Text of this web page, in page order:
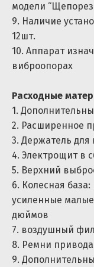
модели
9. Наличие
12шт.
10. Аппарат
виброопорах
Расходные
1.
2. Расширенное
3. Держатель
4. Электрощит в
5. Верхний
6. Колесная
усиленные
дюймов
7. воздушный
8. Ремни привода
9.
выброс